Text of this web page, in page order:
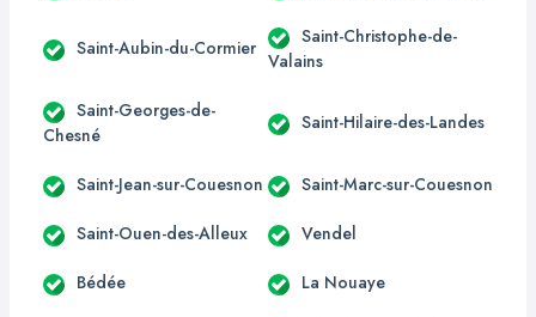
Saint-Aubin-du-Cormier
Saint-Christophe-de-
Valains
Saint-Georges-de-
Chesné
Saint-Hilaire-des-Landes
Saint-Jean-sur-Couesnon Saint-Marc-sur-Couesnon
Saint-Ouen-des-Alleux Vendel
Bédée La Nouaye